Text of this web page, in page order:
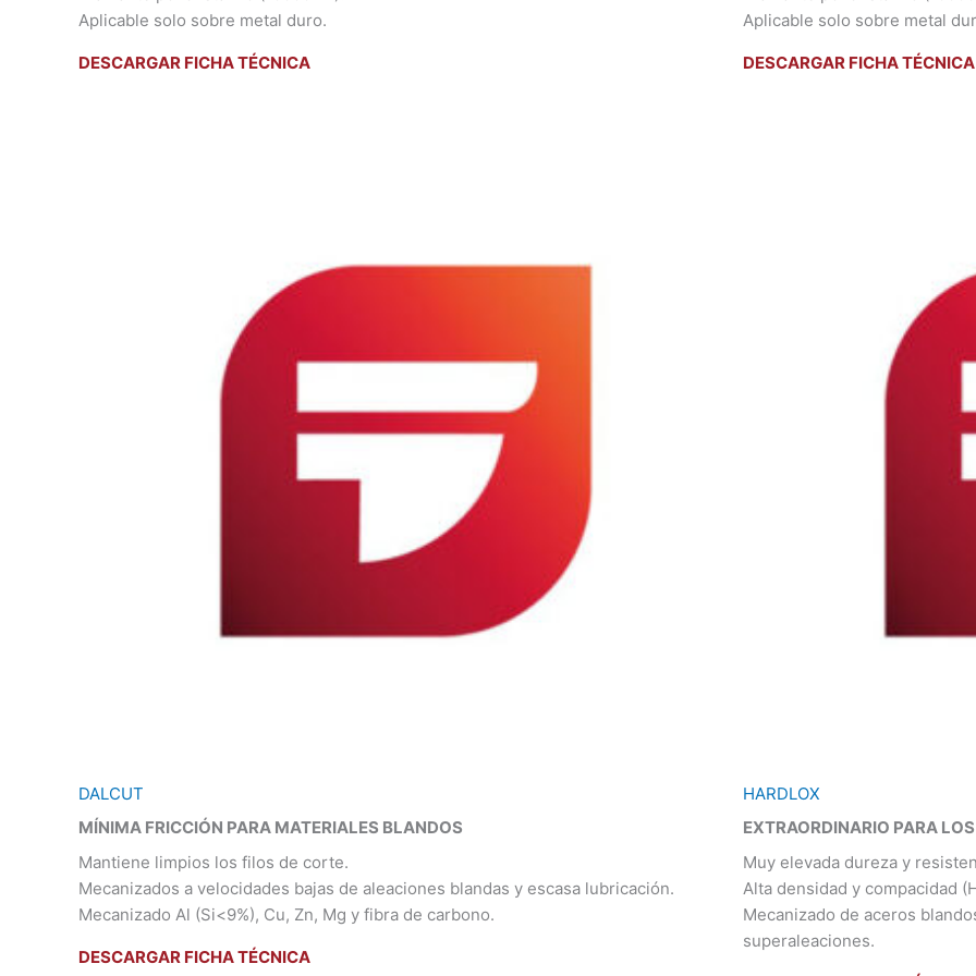
Aplicable solo sobre metal duro.
DESCARGAR FICHA TÉCNICA
Aplicable solo sobre metal
DESCARGAR FICHA TÉCNICA
DALCUT
MÍNIMA FRICCIÓN PARA MATERIALES BLANDOS
Mantiene limpios los filos de corte.
Mecanizados a velocidades bajas de aleaciones blandas y escasa lubricación.
Mecanizado Al (Si<9%), Cu, Zn, Mg y fibra de carbono.
DESCARGAR FICHA TÉCNICA
HARDLOX
EXTRAORDINARIO PARA
Muy elevada dureza y
Alta densidad y compacidad
Mecanizado de aceros
superaleaciones.